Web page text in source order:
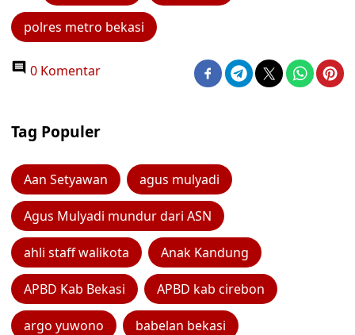
polres metro bekasi
0 Komentar
Tag Populer
Aan Setyawan agus mulyadi
Agus Mulyadi mundur dari ASN
ahli staff walikota Anak Kandung
APBD Kab Bekasi APBD kab cirebon
argo yuwono babelan bekasi